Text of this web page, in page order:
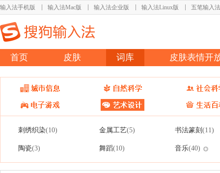
输入法手机版 输入法Mac版 输入法企业版 输入法Linux版 五笔输入法
首页 皮肤 词库 皮肤表情开
刺绣织染(10) 金属工艺(5) 书法篆刻 (11)
陶瓷(3) 舞蹈(10) 音乐(40)